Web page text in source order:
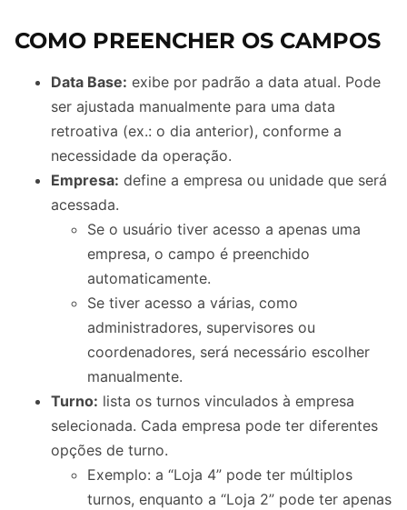
COMO PREENCHER OS CAMPOS
Data Base: exibe por padrão a data atual. Pode
ser ajustada manualmente para uma data
retroativa (ex.: o dia anterior), conforme a
necessidade da operação.
Empresa: define a empresa ou unidade que será
acessada.
Se o usuário tiver acesso a apenas uma
empresa, o campo é preenchido
automaticamente.
Se tiver acesso a várias, como
administradores, supervisores ou
coordenadores, será necessário escolher
manualmente.
Turno: lista os turnos vinculados à empresa
selecionada. Cada empresa pode ter diferentes
opções de turno.
Exemplo: a “Loja 4” pode ter múltiplos
turnos, enquanto a “Loja 2” pode ter apenas